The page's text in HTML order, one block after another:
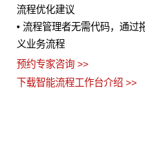
流程优化建议
• 流程管理者无需代码，通过
义业务流程
预约专家咨询 >>
下载智能流程工作台介绍 >>